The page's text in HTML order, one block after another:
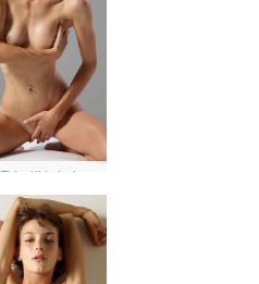
Flórulíf í rúminu